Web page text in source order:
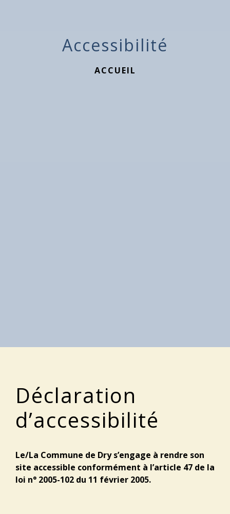
Accessibilité
ACCUEIL
Déclaration
d’accessibilité
Le/La Commune de Dry s’engage à rendre son
site accessible conformément à l’article 47 de la
loi n° 2005-102 du 11 février 2005.